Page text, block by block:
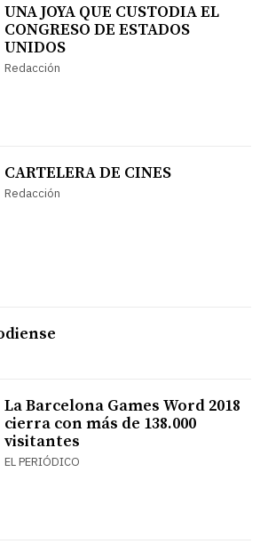
UNA JOYA QUE CUSTODIA EL
CONGRESO DE ESTADOS
UNIDOS
Redacción
CARTELERA DE CINES
Redacción
La Barcelona Games Word 2018
cierra con más de 138.000
visitantes
EL PERIÓDICO